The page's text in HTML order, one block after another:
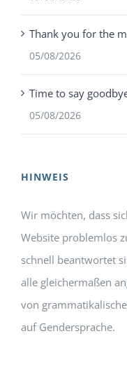
Thank you for the
05/08/2026
Time to say
05/08/2026
HINWEIS
Wir möchten, dass
Website problemlos
schnell beantwortet
alle gleichermaßen
von
auf Gendersprache.